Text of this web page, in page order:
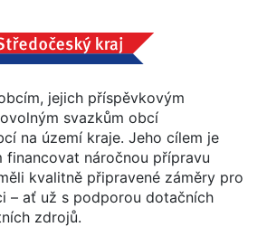
jejich příspěvkovým
svazkům obcí
na území kraje. Jeho cílem je
financovat náročnou přípravu
kvalitně připravené záměry pro
– ať už s podporou dotačních
zdrojů.